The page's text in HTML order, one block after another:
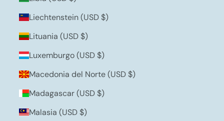
Liechtenstein (USD $)
Lituania (USD $)
Luxemburgo (USD $)
Macedonia del Norte (USD $)
Madagascar (USD $)
Malasia (USD $)